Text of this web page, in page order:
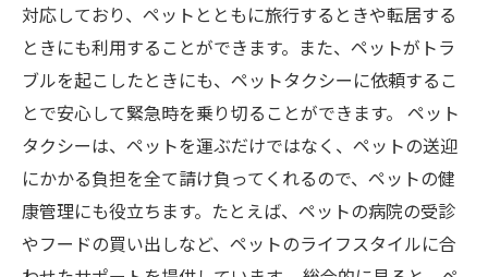
対応しており、ペットとともに旅行するときや転居する
ときにも利用することができます。また、ペットがトラ
ブルを起こしたときにも、ペットタクシーに依頼するこ
とで安心して緊急時を乗り切ることができます。 ペット
タクシーは、ペットを運ぶだけではなく、ペットの送迎
にかかる負担を全て請け負ってくれるので、ペットの健
康管理にも役立ちます。たとえば、ペットの病院の受診
やフードの買い出しなど、ペットのライフスタイルに合